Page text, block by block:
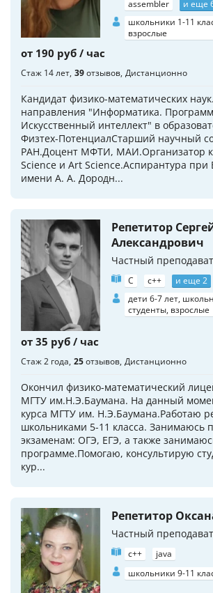
assembler
и еще
школьники 1-11
взрослые
от 190 руб / час
Стаж 14 лет 39отзывов Дистанционно
Кандидат физико-математических
направления "Информатика.
Искусственный интеллект" в
Физтех-ПотенциалСтарший научный
РАН.Доцент МФТИ, МАИ.Организатор
Science и Art Science.Аспирантура при
имени А. А. Дородн...
Репетитор
Александрович
Частный
C c++
и еще 2
дети 6-7 лет,
студенты, взрослые
от 35 руб / час
Стаж 2 года 25отзывов Дистанционно
Окончил физико-математический
МГТУ им.Н.Э.Баумана. На данный
курса МГТУ им. Н.Э.Баумана.Работаю
школьниками 5-11 класса. Занимаюсь
экзаменам: ОГЭ, ЕГЭ, а также
программе.Помогаю, консультирую
кур...
Репетитор
Частный
c++
java
школьники 9-11